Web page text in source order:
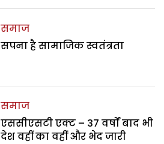
समाज
सपना है सामाजिक स्वतंत्रता
समाज
एससीएसटी एक्ट – 37 वर्षों बाद भी
देश वहीं का वहीं और भेद जारी